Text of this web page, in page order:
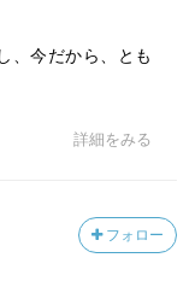
、今だから、とも
詳細をみる
フォロー